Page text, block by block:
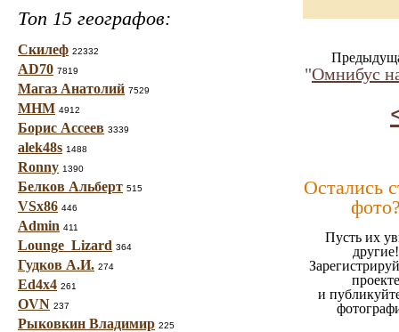
Топ 15 географов:
Скилеф 22332
AD70 7819
Магаз Анатолий 7529
МНМ 4912
Борис Ассеев 3339
alek48s 1488
Ronny 1390
Белков Альберт 515
VSx86 446
Admin 411
Lounge_Lizard 364
Гудков А.И. 274
Ed4x4 261
OVN 237
Рыковкин Владимир 225
"Омнибус
Остались
Пусть их
другие!
проекте
и